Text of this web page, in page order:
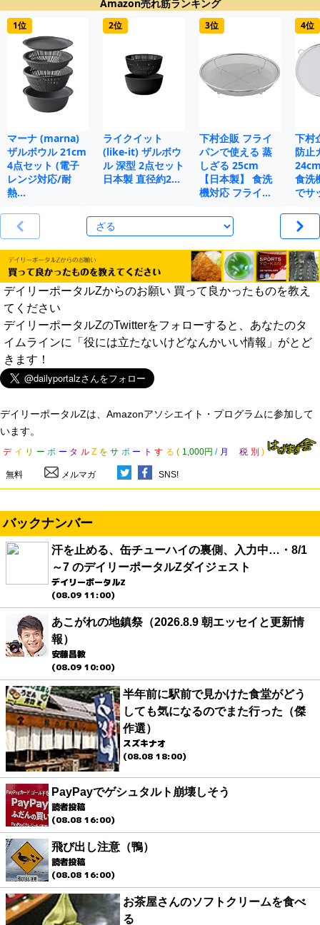
Amazon売れ筋ランキング
1位
マーナ (marna)
ザルボウル 21cm
4点セット (電子
レンジ対応/耐
熱…
2位
ライクイット
(like-it) ザルボウ
ル 深型 2点セット
日本製 直径約2…
3位
下村企販 フライ
パンで使える 蒸
しざる 25cm
【日本製】 食洗
機対応 フライ…
4位
下村
防止
食洗
でサ
デイリーポータルZからのお願い 買って良かったものを教え
てください
デイリーポータルZのTwitterをフォローすると、あなたのタ
イムラインに「役には立たないけどなんかいい情報」がとど
きます！
デイリーポータルZは、Amazonアソシエイト・プログラムに参加して
います。
デ イ リ ー ポ ー タ ル Z を サ ポ ー ト す る ( 1,000円 / 月 税 別 )
無料 メルマガ SNS!
バックナンバー
汗を止める、缶チューハイの裏側、入力中…・8/1
～7 のデイリーポータルZダイジェスト
デイリーポータルZ
(08.09 11:00)
あこがれの地鎮祭（2026.8.9 朝エッセイと更新情
報）
安藤昌教
(08.09 10:00)
半年前に駅前で見かけた食堂がどう
しても気になるのでまた行った（傑
作選）
スズキナオ
(08.08 18:00)
PayPayでゲシュタルト崩壊しそう
読者投稿
(08.08 16:00)
飛び出し注意（鴨）
読者投稿
(08.08 16:00)
お茶屋さんのソフトクリームを食べ
る